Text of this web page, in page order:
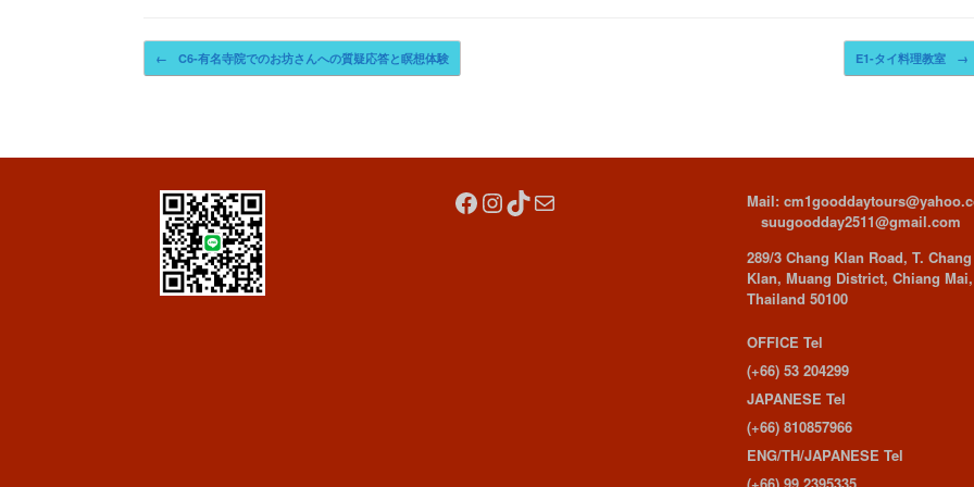
Post navigation
← C6-有名寺院でのお坊さんへの質疑応答と瞑想体験 E1-タイ料理教室 →
Facebook
Instagram
TikTok
Mail
Mail:
suugoodday2511@gmail.com
289/3 Chang Klan Road, T. Chang
Klan, Muang District, Chiang Mai,
Thailand 50100
OFFICE Tel
(+66) 53 204299
JAPANESE Tel
(+66) 810857966
ENG/TH/JAPANESE Tel